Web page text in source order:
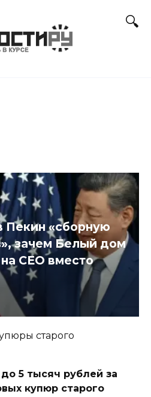
Пекин «сборную
зачем Белый дом
CEO вместо
5 тысяч рублей за
купюр старого